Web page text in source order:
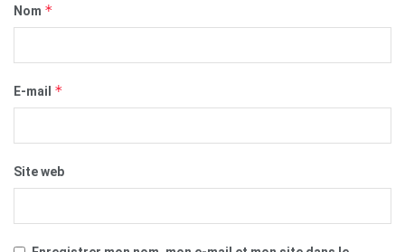
Nom *
E-mail *
Site web